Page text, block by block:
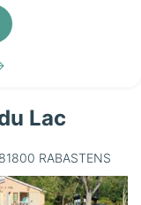
Lac
RABASTENS